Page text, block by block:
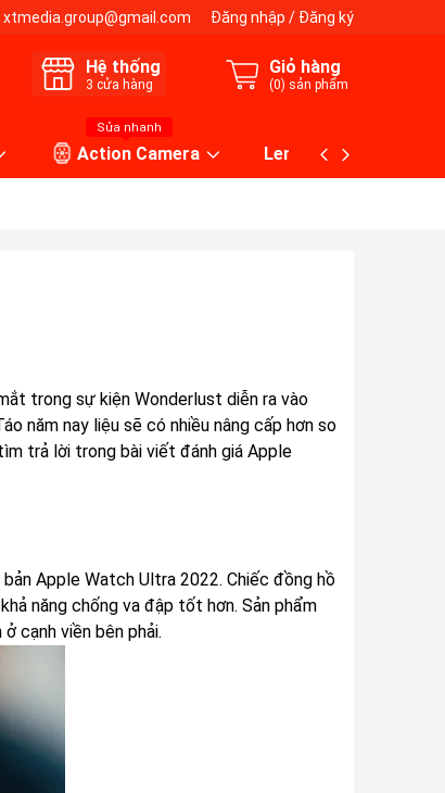
xtmedia.group@gmail.com Đăng nhập / Đăng ký
Hệ thống
3 cửa hàng
Giỏ hàng
(0) sản phẩm
Sửa nhanh
Action Camera Lens máy ảnh
trong sự kiện Wonderlust diễn ra vào
năm nay liệu sẽ có nhiều nâng cấp hơn so
trả lời trong bài viết đánh giá Apple
Apple Watch Ultra 2022. Chiếc đồng hồ
năng chống va đập tốt hơn. Sản phẩm
cạnh viền bên phải.